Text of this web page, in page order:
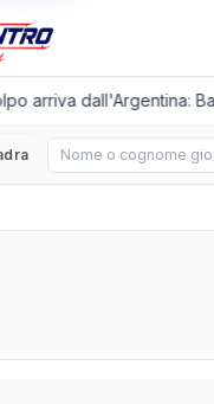
arriva dall'Argentina:
Cerca giocatore